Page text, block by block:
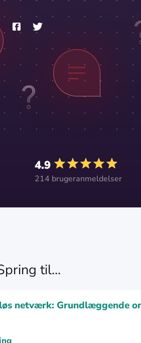
4.9
214 brugeranmeldelser
til...
netværk: Grundlæggende